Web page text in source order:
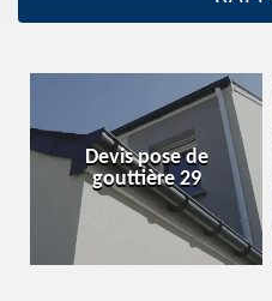
Devis pose de
gouttière 29